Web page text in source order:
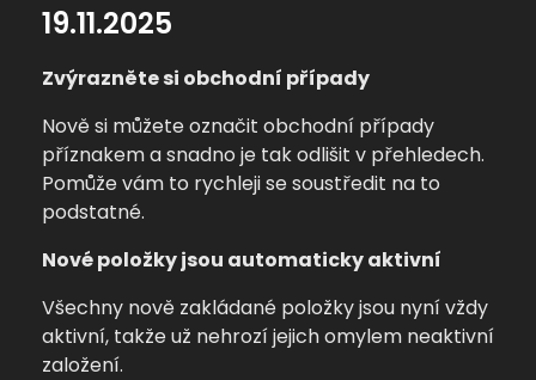
19.11.2025
Zvýrazněte si obchodní případy
Nově si můžete označit obchodní případy
příznakem a snadno je tak odlišit v přehledech.
Pomůže vám to rychleji se soustředit na to
podstatné.
Nové položky jsou automaticky aktivní
Všechny nově zakládané položky jsou nyní vždy
aktivní, takže už nehrozí jejich omylem neaktivní
založení.